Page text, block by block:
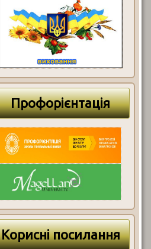
Профорієнтація
Корисні посилання